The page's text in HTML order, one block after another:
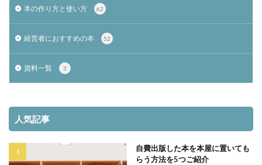
本の作り方と使い方 62
経営者におすすめの本 52
資料一覧 3
人気記事
自費出版した本を本屋に置いても
らう方法を5つご紹介